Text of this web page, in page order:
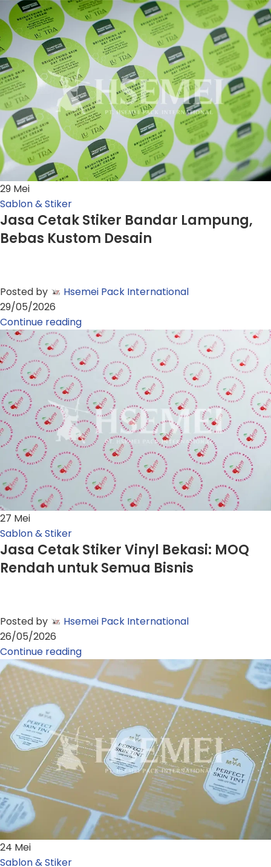
29 Mei
Sablon & Stiker
Jasa Cetak Stiker Bandar Lampung,
Bebas Kustom Desain
Posted by
Hsemei Pack International
29/05/2026
Continue reading
27 Mei
Sablon & Stiker
Jasa Cetak Stiker Vinyl Bekasi: MOQ
Rendah untuk Semua Bisnis
Posted by
Hsemei Pack International
26/05/2026
Continue reading
24 Mei
Sablon & Stiker